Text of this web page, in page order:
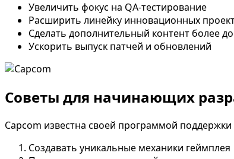
Увеличить фокус на QA-тестирование
Расширить линейку инновационных
Сделать дополнительный контент более
Ускорить выпуск патчей и обновлений
Советы для начинающих
Capcom известна своей программой
Создавать уникальные механики геймплея